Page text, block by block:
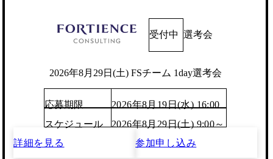
受付中 選考会
2026年8月29日(土) FSチーム 1day選考会
応募期限
2026年8月19日(水) 16:00
スケジュール
2026年8月29日(土) 9:00～
詳細を見る
参加申し込み